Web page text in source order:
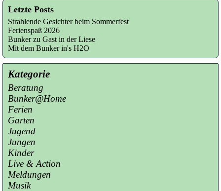
Letzte Posts
Strahlende Gesichter beim Sommerfest
Ferienspaß 2026
Bunker zu Gast in der Liese
Mit dem Bunker in's H2O
Kategorie
Beratung
Bunker@Home
Ferien
Garten
Jugend
Jungen
Kinder
Live & Action
Meldungen
Musik